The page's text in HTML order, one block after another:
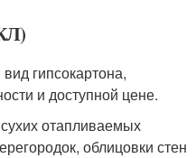
гипсокартона,
и доступной цене.
отапливаемых
облицовки стен